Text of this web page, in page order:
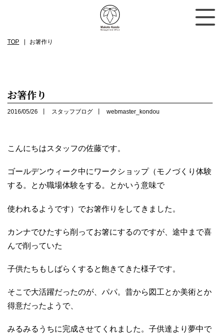
TOP お箸作り
お箸作り
2016/05/26 スタッフブログ webmaster_kondou
こんにちはスタッフの佐藤です。
ゴールデンウィーク中にワークショップ（モノづくり体験
する。とか職場体験をする。とかいう意味で
使われるようです）でお箸作りをしてきました。
カンナでひたすら削ってお箸にするのですが、途中まで喜
んで削っていた
子供たちもしばらくすると飽きてきた様子です。
そこで大活躍だったのが、パパ。昔から図工とか美術とか
得意だったようで、
みるみるうちに完成させてくれました。子供達より夢中で